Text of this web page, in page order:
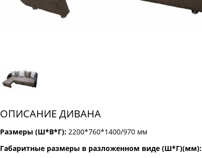
ОПИСАНИЕ ДИВАНА
Размеры (Ш*В*Г): 2200*760*1400/970 мм
Габаритные размеры в разложенном виде (Ш*Г)(мм):